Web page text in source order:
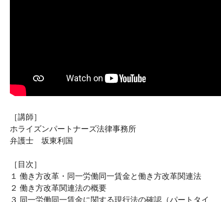
［講師］
ホライズンパートナーズ法律事務所
弁護士 坂東利国
［目次］
１ 働き方改革・同一労働同一賃金と働き方改革関連法
２ 働き方改革関連法の概要
３ 同一労働同一賃金に関する現行法の確認（パートタイ